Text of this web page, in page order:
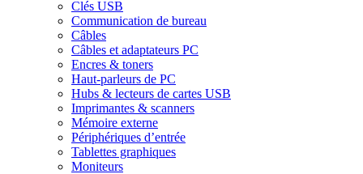
Clés USB
Communication de bureau
Câbles
Câbles et adaptateurs PC
Encres & toners
Haut-parleurs de PC
Hubs & lecteurs de cartes USB
Imprimantes & scanners
Mémoire externe
Périphériques d’entrée
Tablettes graphiques
Moniteurs